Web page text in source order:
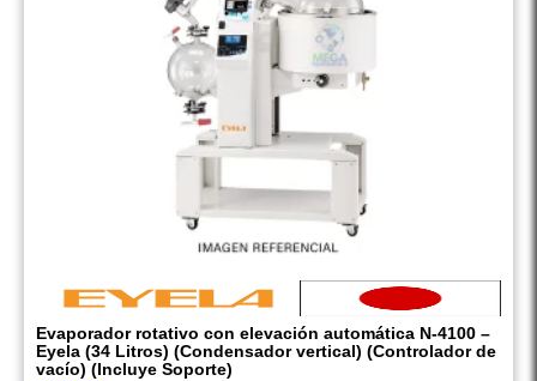
Evaporador rotativo con elevación automática N-4100 –
Eyela (34 Litros) (Condensador vertical) (Controlador de
vacío) (Incluye Soporte)